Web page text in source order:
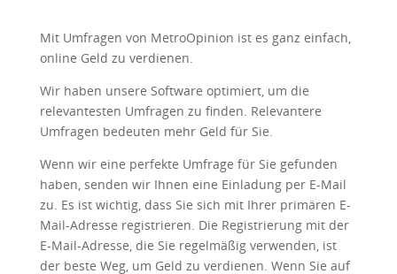
Mit Umfragen von MetroOpinion ist es ganz einfach,
online Geld zu verdienen.
Wir haben unsere Software optimiert, um die
relevantesten Umfragen zu finden. Relevantere
Umfragen bedeuten mehr Geld für Sie.
Wenn wir eine perfekte Umfrage für Sie gefunden
haben, senden wir Ihnen eine Einladung per E-Mail
zu. Es ist wichtig, dass Sie sich mit Ihrer primären E-
Mail-Adresse registrieren. Die Registrierung mit der
E-Mail-Adresse, die Sie regelmäßig verwenden, ist
der beste Weg, um Geld zu verdienen. Wenn Sie auf